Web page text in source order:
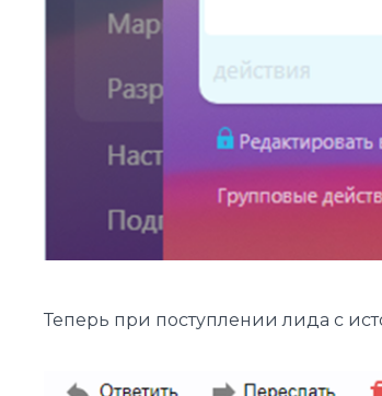
Теперь при поступлении лида с